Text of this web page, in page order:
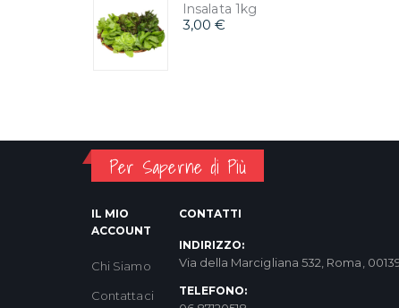
Insalata 1kg
3,00 €
Per Saperne di Più
IL MIO
ACCOUNT
Chi Siamo
Contattaci
CONTATTI
INDIRIZZO:
Via della Marcigliana 532, Roma,
TELEFONO: